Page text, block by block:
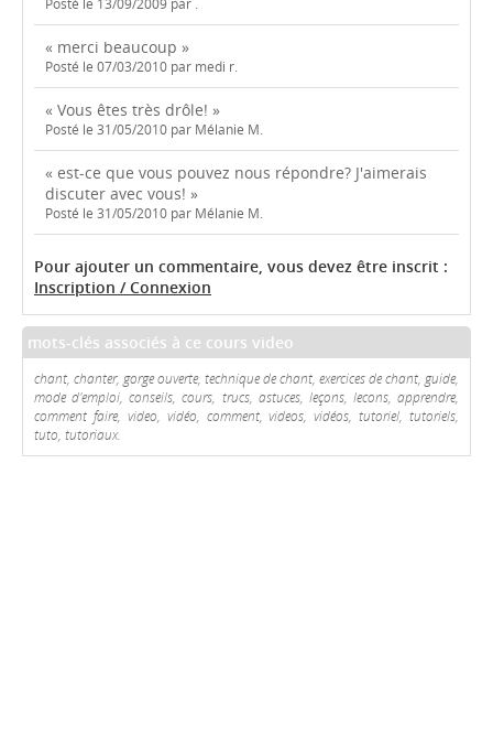
Posté le 13/09/2009 par .
« merci beaucoup »
Posté le 07/03/2010 par medi r.
« Vous êtes très drôle! »
Posté le 31/05/2010 par Mélanie M.
« est-ce que vous pouvez nous répondre? J'aimerais
discuter avec vous! »
Posté le 31/05/2010 par Mélanie M.
Pour ajouter un commentaire, vous devez être inscrit :
Inscription / Connexion
mots-clés associés à ce cours video
chant, chanter, gorge ouverte, technique de chant, exercices de chant, guide,
mode d'emploi, conseils, cours, trucs, astuces, leçons, lecons, apprendre,
comment faire, video, vidéo, comment, videos, vidéos, tutoriel, tutoriels,
tuto, tutoriaux.